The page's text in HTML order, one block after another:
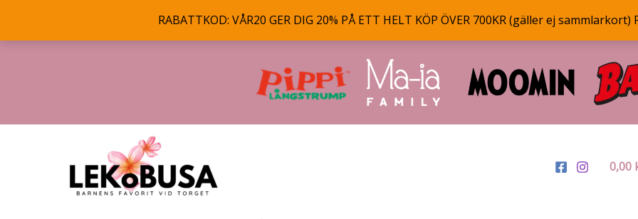
RABATTKOD: VÅR20 GER DIG 20% PÅ ETT HELT KÖP ÖVER 700KR (gäller ej
0,00